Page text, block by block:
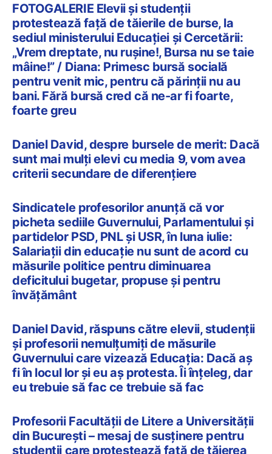
FOTOGALERIE Elevii și studenții
protestează față de tăierile de burse, la
sediul ministerului Educației și Cercetării:
„Vrem dreptate, nu rușine!, Bursa nu se taie
mâine!” / Diana: Primesc bursă socială
pentru venit mic, pentru că părinții nu au
bani. Fără bursă cred că ne-ar fi foarte,
foarte greu
Daniel David, despre bursele de merit: Dacă
sunt mai mulți elevi cu media 9, vom avea
criterii secundare de diferențiere
Sindicatele profesorilor anunță că vor
picheta sediile Guvernului, Parlamentului și
partidelor PSD, PNL și USR, în luna iulie:
Salariații din educație nu sunt de acord cu
măsurile politice pentru diminuarea
deficitului bugetar, propuse și pentru
învățământ
Daniel David, răspuns către elevii, studenții
și profesorii nemulțumiți de măsurile
Guvernului care vizează Educația: Dacă aș
fi în locul lor și eu aș protesta. Îi înțeleg, dar
eu trebuie să fac ce trebuie să fac
Profesorii Facultății de Litere a Universității
din București – mesaj de susținere pentru
studenții care protestează față de tăierea